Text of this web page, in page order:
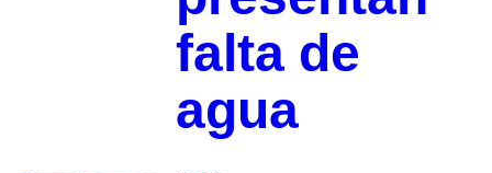
falta de
agua